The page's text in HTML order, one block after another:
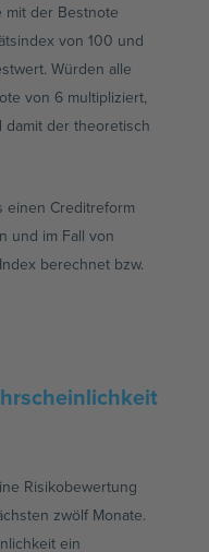
mit der Bestnote
von 100 und
Würden alle
von 6 multipliziert,
der theoretisch
einen Creditreform
und im Fall von
berechnet bzw.
Risikobewertung
zwölf Monate.
ein